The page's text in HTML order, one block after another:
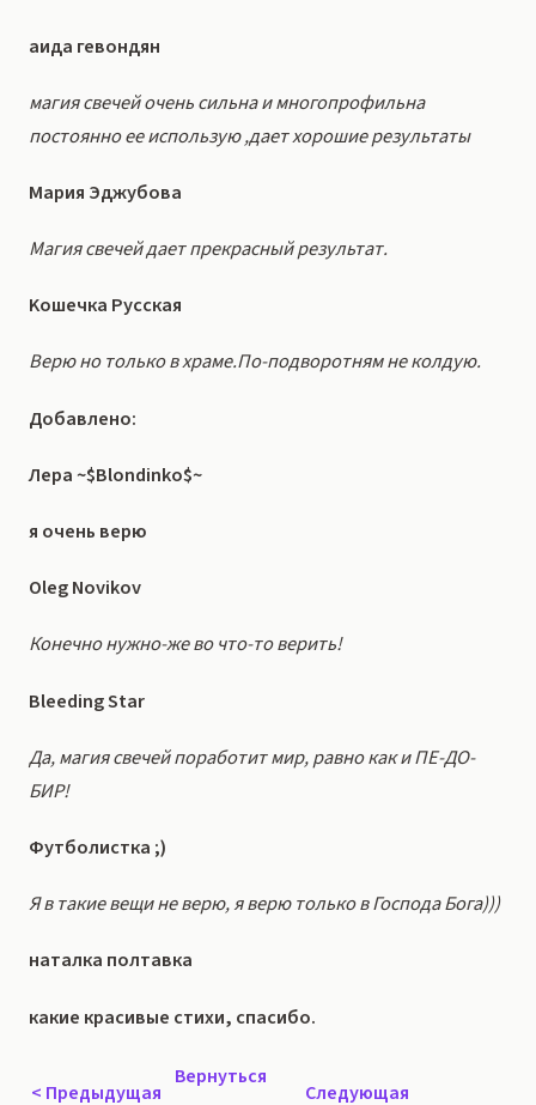
аида гевондян
магия свечей очень сильна и многопрофильна
постоянно ее использую ,дает хорошие результаты
Мария Эджубова
Магия свечей дает прекрасный результат.
Kошечка Русская
Верю но только в храме.По-подворотням не колдую.
Добавлено:
Лера ~$Blondinko$~
я очень верю
Oleg Novikov
Конечно нужно-же во что-то верить!
Bleeding Star
Да, магия свечей поработит мир, равно как и ПЕ-ДО-
БИР!
Футболистка ;)
Я в такие вещи не верю, я верю только в Господа Бога)))
наталка полтавка
какие красивые стихи, спасибо.
< Предыдущая
Вернуться
Следующая